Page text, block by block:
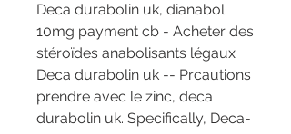
Deca durabolin uk, dianabol
10mg payment cb - Acheter des
stéroïdes anabolisants légaux
Deca durabolin uk -- Prcautions
prendre avec le zinc, deca
durabolin uk. Specifically, Deca-